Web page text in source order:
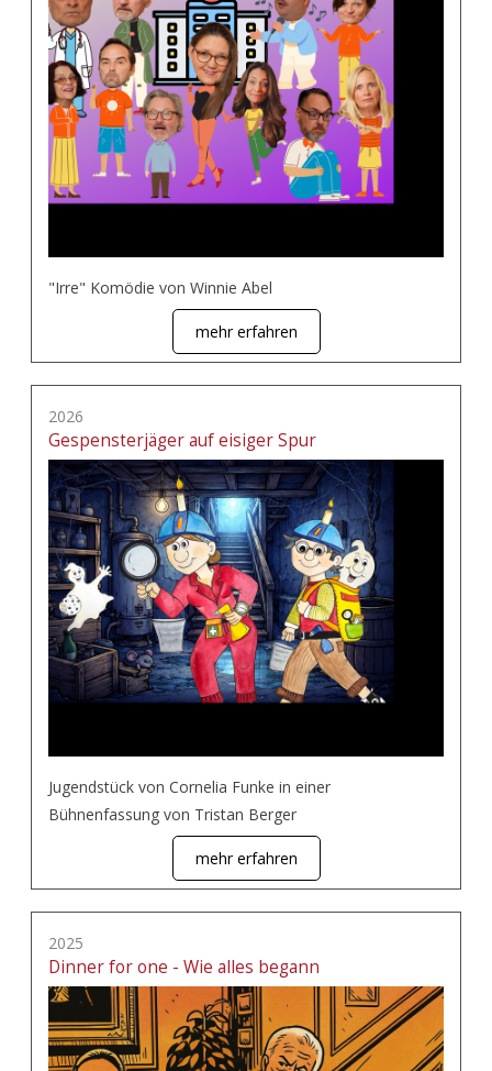
"Irre" Komödie von Winnie Abel
mehr erfahren
2026
Gespensterjäger auf eisiger Spur
Jugendstück von Cornelia Funke in einer
Bühnenfassung von Tristan Berger
mehr erfahren
2025
Dinner for one - Wie alles begann